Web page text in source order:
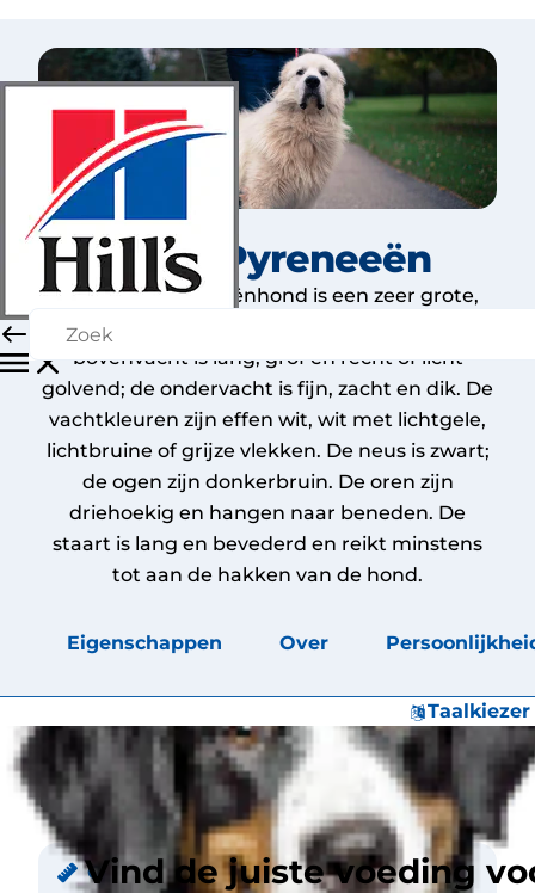
Taalkiezer
Vind de juiste voeding
Grote Pyreneeën
De Grote Pyreneeënhond is een zeer grote,
gespierde hond met een dubbele vacht. De
bovenvacht is lang, grof en recht of licht
golvend; de ondervacht is fijn, zacht en dik. De
vachtkleuren zijn effen wit, wit met lichtgele,
lichtbruine of grijze vlekken. De neus is zwart;
de ogen zijn donkerbruin. De oren zijn
driehoekig en hangen naar beneden. De
staart is lang en bevederd en reikt minstens
tot aan de hakken van de hond.
Eigenschappen Over
Eigenschappen
Hangende oren (natuurlijk)
Grootte